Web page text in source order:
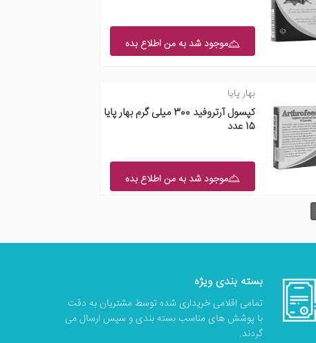
موجود شد به من اطلاع بده
بهار پایا
کپسول آرتروفید 300 میلی گرم بهار پایا
15 عدد
موجود شد به من اطلاع بده
بسته بندی ویژه
تمامی اقلامی خریداری شده توسط مشتریان به دقت
با پوشش های مناسب بسته بندی و سپس ارسال می
گردند.